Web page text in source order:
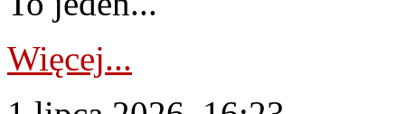
Więcej...